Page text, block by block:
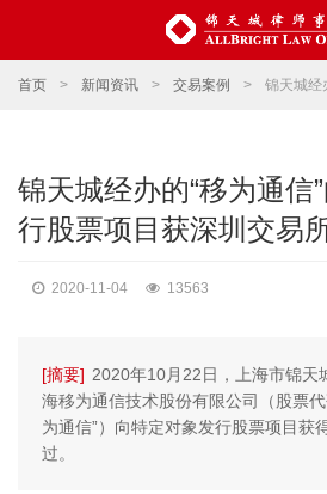
首页 > 新闻资讯 > 交易案例 > 锦天城经办的“移
锦天城经办的“移为通信
行股票项目获深圳交易
2020-11-04 13563
[摘要] 2020年10月22日，上海市锦天
海移为通信技术股份有限公司（股票
为通信”）向特定对象发行股票项目获
过。